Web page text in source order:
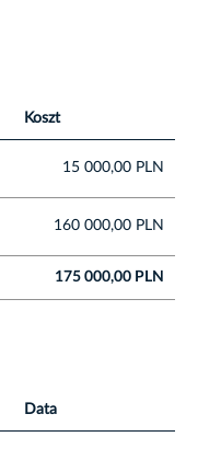
Koszt
15 000,00 PLN
160 000,00 PLN
175 000,00 PLN
Data